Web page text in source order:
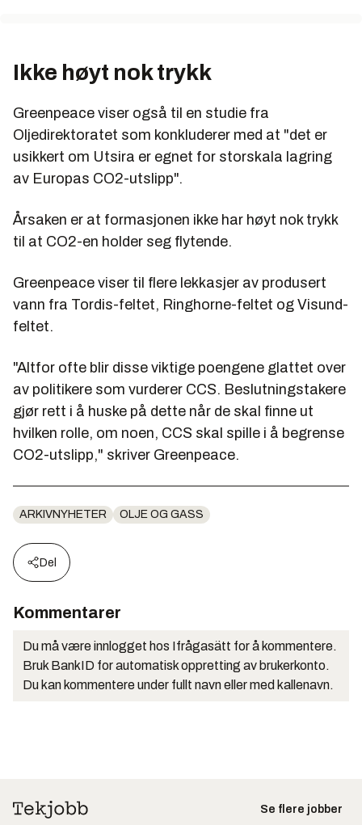
Ikke høyt nok trykk
Greenpeace viser også til en studie fra
Oljedirektoratet som konkluderer med at "det er
usikkert om Utsira er egnet for storskala lagring
av Europas CO2-utslipp".
Årsaken er at formasjonen ikke har høyt nok trykk
til at CO2-en holder seg flytende.
Greenpeace viser til flere lekkasjer av produsert
vann fra Tordis-feltet, Ringhorne-feltet og Visund-
feltet.
"Altfor ofte blir disse viktige poengene glattet over
av politikere som vurderer CCS. Beslutningstakere
gjør rett i å huske på dette når de skal finne ut
hvilken rolle, om noen, CCS skal spille i å begrense
CO2-utslipp," skriver Greenpeace.
ARKIVNYHETER OLJE OG GASS
Del
Kommentarer
Du må være innlogget hos Ifrågasätt for å kommentere.
Bruk BankID for automatisk oppretting av brukerkonto.
Du kan kommentere under fullt navn eller med kallenavn.
Se flere jobber